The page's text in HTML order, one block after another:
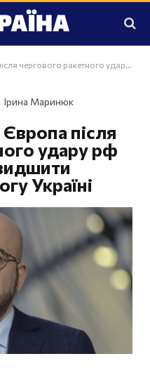
рф пообіцяла пришвидшити військову допомогу Україні
Ірина Маринюк
після
удару рф
Україні